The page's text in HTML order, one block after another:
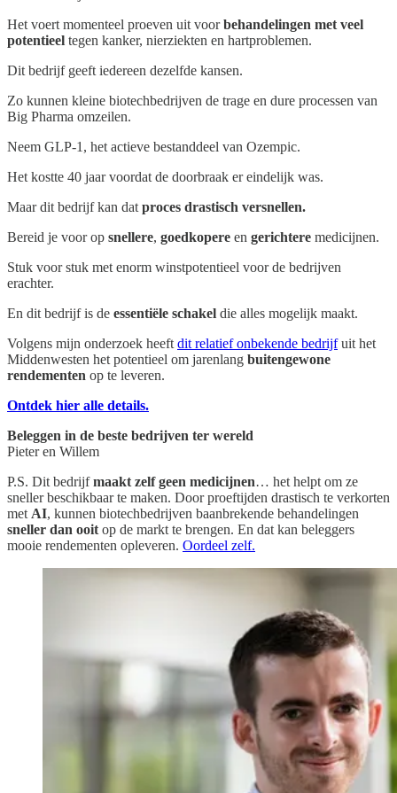
Het voert momenteel proeven uit voorbehandelingen met veel
potentieel tegen kanker, nierziekten en hartproblemen.
Dit bedrijf geeft iedereen dezelfde kansen.
Zo kunnen kleine biotechbedrijven de trage en dure processen van
Big Pharma omzeilen.
Neem GLP-1, het actieve bestanddeel van Ozempic.
Het kostte 40 jaar voordat de doorbraak er eindelijk was.
Maar dit bedrijf kan dat proces drastisch versnellen.
Bereid je voor op snellere, goedkopere en gerichtere medicijnen.
Stuk voor stuk met enorm winstpotentieel voor de bedrijven
erachter.
En dit bedrijf is de essentiële schakel die alles mogelijk maakt.
Volgens mijn onderzoek heeft dit relatief onbekende bedrijfuit het
Middenwesten het potentieel om jarenlang buitengewone
rendementen op te leveren.
Ontdek hier alle details.
Beleggen in de beste bedrijven ter wereld
Pieter en Willem
P.S. Dit bedrijfmaakt zelf geen medicijnen… het helpt om ze
sneller beschikbaar te maken. Door proeftijden drastisch te verkorten
met AI, kunnen biotechbedrijven baanbrekende behandelingen
sneller dan ooit op de markt te brengen. En dat kan beleggers
mooie rendementen opleveren. Oordeel zelf.